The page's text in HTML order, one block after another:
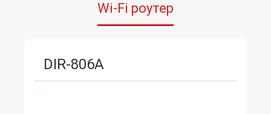
Wi-Fi роутер
DIR-806A